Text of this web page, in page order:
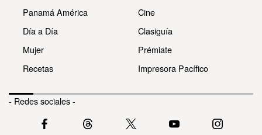
Panamá América
Día a Día
Mujer
Recetas
Cine
Clasiguía
Prémiate
Impresora Pacífico
- Redes sociales -